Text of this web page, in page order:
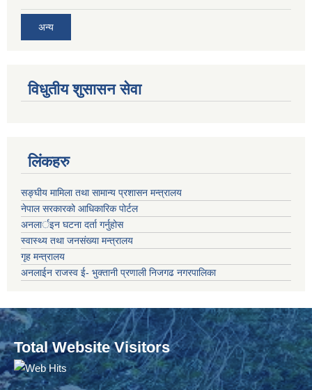
अन्य
विधुतीय शुसासन सेवा
लिंकहरु
सङ्‍घीय मामिला तथा सामान्य प्रशासन मन्त्रालय
नेपाल सरकारको आधिकारिक पोर्टल
अनलार्इन घटना दर्ता गर्नुहोस
स्वास्थ्य तथा जनसंख्या मन्त्रालय
गृह मन्त्रालय
अनलाईन राजस्व ई- भुक्तानी प्रणाली निजगढ नगरपालिका
Total Website Visitors